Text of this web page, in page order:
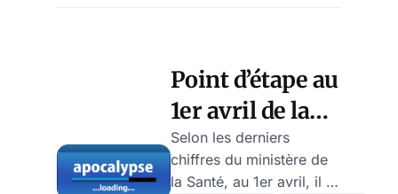
Point d’étape au
1er avril de la
campagne
vaccinale :
Selon les derniers
chiffres du ministère de
la Santé, au 1er avril, il y